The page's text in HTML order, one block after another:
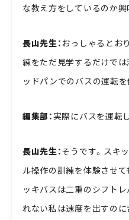
な教え方をしているのか興
長山先生： おっしゃるとお
練をただ見学するだけで
ッドパンでのバスの運転を
編集部：実際にバスを運転
長山先生：そうです。スキ
ル操作の訓練を体験させ
ッキバスは二重のシフト
れない私は速度を出すの